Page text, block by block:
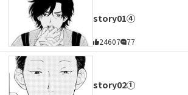
story01④
24607 77
story02①